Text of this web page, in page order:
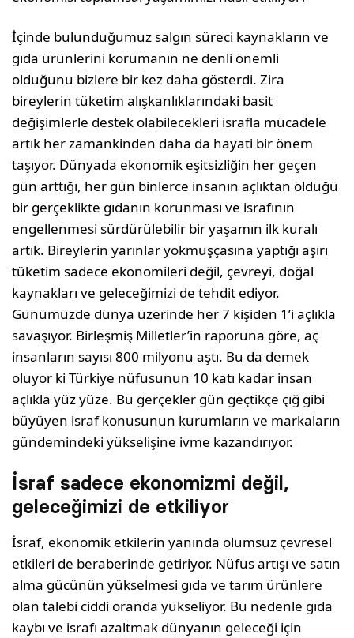
İçinde bulunduğumuz salgın süreci kaynakların ve
gıda ürünlerini korumanın ne denli önemli
olduğunu bizlere bir kez daha gösterdi. Zira
bireylerin tüketim alışkanlıklarındaki basit
değişimlerle destek olabilecekleri israfla mücadele
artık her zamankinden daha da hayati bir önem
taşıyor. Dünyada ekonomik eşitsizliğin her geçen
gün arttığı, her gün binlerce insanın açlıktan öldüğü
bir gerçeklikte gıdanın korunması ve israfının
engellenmesi sürdürülebilir bir yaşamın ilk kuralı
artık. Bireylerin yarınlar yokmuşçasına yaptığı aşırı
tüketim sadece ekonomileri değil, çevreyi, doğal
kaynakları ve geleceğimizi de tehdit ediyor.
Günümüzde dünya üzerinde her 7 kişiden 1’i açlıkla
savaşıyor. Birleşmiş Milletler’in raporuna göre, aç
insanların sayısı 800 milyonu aştı. Bu da demek
oluyor ki Türkiye nüfusunun 10 katı kadar insan
açlıkla yüz yüze. Bu gerçekler gün geçtikçe çığ gibi
büyüyen israf konusunun kurumların ve markaların
gündemindeki yükselişine ivme kazandırıyor.
İsraf sadece ekonomizmi değil,
geleceğimizi de etkiliyor
İsraf, ekonomik etkilerin yanında olumsuz çevresel
etkileri de beraberinde getiriyor. Nüfus artışı ve satın
alma gücünün yükselmesi gıda ve tarım ürünlere
olan talebi ciddi oranda yükseliyor. Bu nedenle gıda
kaybı ve israfı azaltmak dünyanın geleceği için